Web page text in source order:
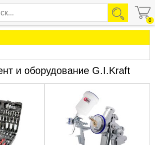
0
и оборудование G.I.Kraft